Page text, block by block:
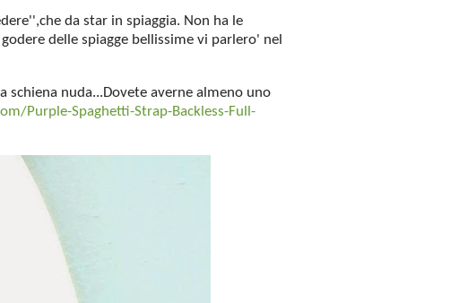
da star in spiaggia. Non ha le
delle spiagge bellissime vi parlero' nel
schiena nuda...Dovete averne almeno uno
Purple-Spaghetti-Strap-Backless-Full-